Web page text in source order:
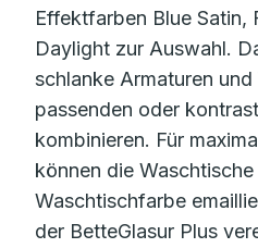
Effektfarben Blue Satin,
Daylight zur Auswahl.
schlanke Armaturen
passenden oder
kombinieren. Für
können die
Waschtischfarbe
der BetteGlasur Plus